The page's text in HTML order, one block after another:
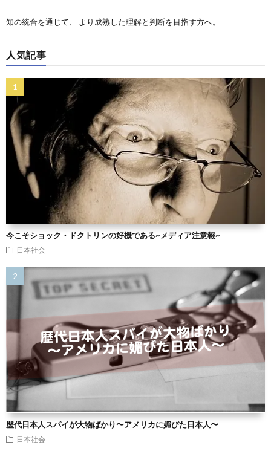
知の統合を通じて、 より成熟した理解と判断を目指す方へ。
人気記事
今こそショック・ドクトリンの好機である~メディア注意報~
日本社会
歴代日本人スパイが大物ばかり〜アメリカに媚びた日本人〜
日本社会